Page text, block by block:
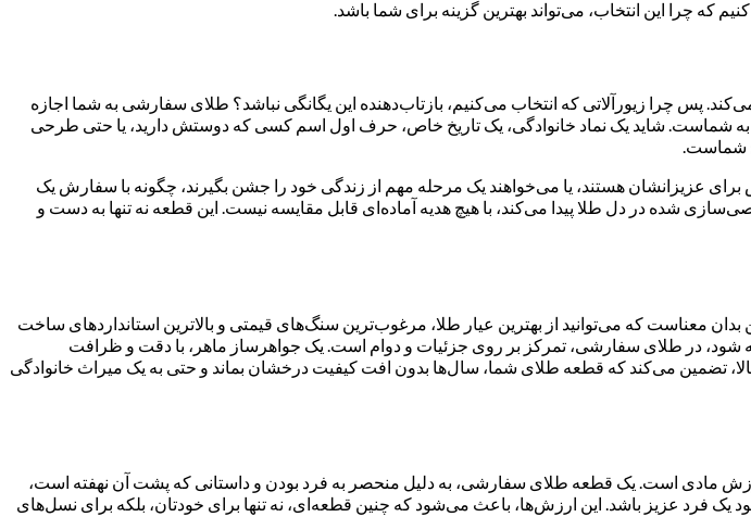
که چرا این انتخاب، می‌تواند بهترین گزینه برای شما باشد.
پس چرا زیورآلاتی که انتخاب می‌کنیم، بازتاب‌دهنده این یگانگی نباشد؟ طلای سفارشی به شما اجازه
به شماست. شاید یک نماد خانوادگی، یک تاریخ خاص، حرف اول اسم کسی که دوستش دارید، یا حتی طرحی
شماست.
عزیزانشان هستند، یا می‌خواهند یک مرحله مهم از زندگی خود را جشن بگیرند، چگونه با سفارش یک
شده در دل طلا پیدا می‌کند، با هیچ هدیه آماده‌ای قابل مقایسه نیست. این قطعه نه تنها به دست و
معناست که می‌توانید از بهترین عیار طلا، مرغوب‌ترین سنگ‌های قیمتی و بالاترین استانداردهای ساخت
شود، در طلای سفارشی، تمرکز بر روی جزئیات و دوام است. یک جواهرساز ماهر، با دقت و ظرافت
بالا، تضمین می‌کند که قطعه طلای شما، سال‌ها بدون افت کیفیت درخشان بماند و حتی به یک میراث خانوادگی
مادی است. یک قطعه طلای سفارشی، به دلیل منحصر به فرد بودن و داستانی که پشت آن نهفته است،
فرد عزیز باشد. این ارزش‌ها، باعث می‌شود که چنین قطعه‌ای، نه تنها برای خودتان، بلکه برای نسل‌های